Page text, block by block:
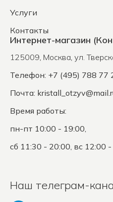
Услуги
Контакты
Интернет-магазин
125009, Москва, ул.
Телефон: +7 (495) 788 77
Почта:
Время работы:
пн-пт 10:00 - 19:00,
сб 11:30 - 20:00, вс 12:00
Наш телеграм-